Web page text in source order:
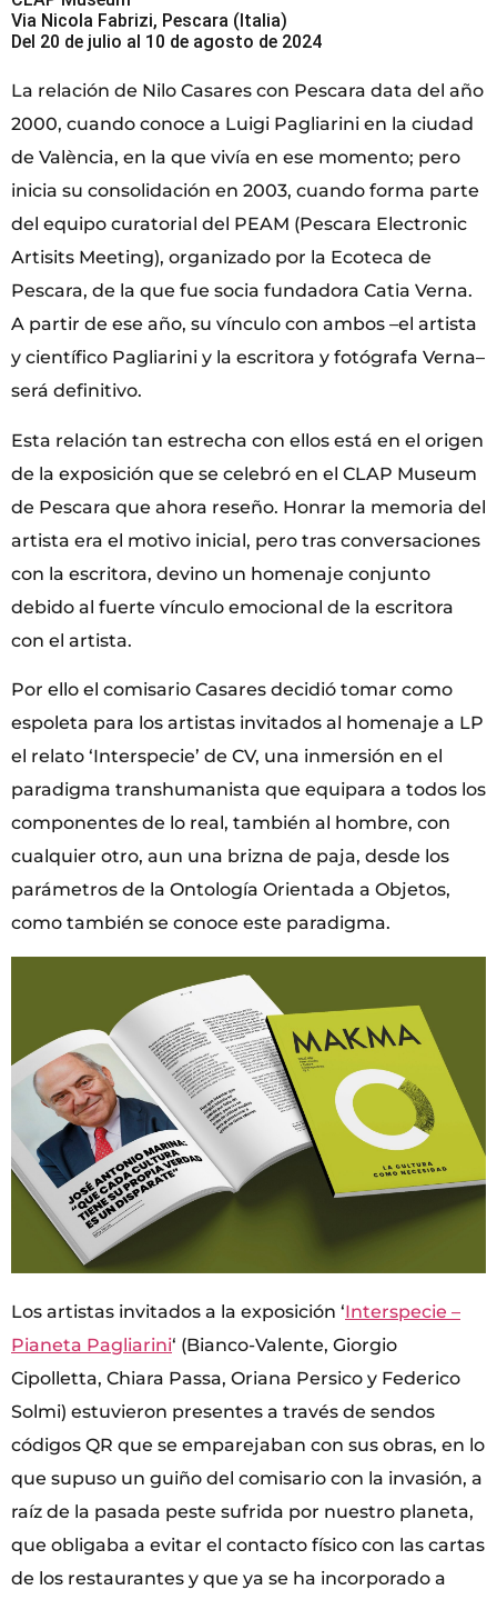
Via Nicola Fabrizi, Pescara (Italia)
Del 20 de julio al 10 de agosto de 2024
La relación de Nilo Casares con Pescara data del año
2000, cuando conoce a Luigi Pagliarini en la ciudad
de València, en la que vivía en ese momento; pero
inicia su consolidación en 2003, cuando forma parte
del equipo curatorial del PEAM (Pescara Electronic
Artisits Meeting), organizado por la Ecoteca de
Pescara, de la que fue socia fundadora Catia Verna.
A partir de ese año, su vínculo con ambos –el artista
y científico Pagliarini y la escritora y fotógrafa Verna–
será definitivo.
Esta relación tan estrecha con ellos está en el origen
de la exposición que se celebró en el CLAP Museum
de Pescara que ahora reseño. Honrar la memoria del
artista era el motivo inicial, pero tras conversaciones
con la escritora, devino un homenaje conjunto
debido al fuerte vínculo emocional de la escritora
con el artista.
Por ello el comisario Casares decidió tomar como
espoleta para los artistas invitados al homenaje a LP
el relato ‘Interspecie’ de CV, una inmersión en el
paradigma transhumanista que equipara a todos los
componentes de lo real, también al hombre, con
cualquier otro, aun una brizna de paja, desde los
parámetros de la Ontología Orientada a Objetos,
como también se conoce este paradigma.
Los artistas invitados a la exposición ‘Interspecie –
Pianeta Pagliarini‘ (Bianco-Valente, Giorgio
Cipolletta, Chiara Passa, Oriana Persico y Federico
Solmi) estuvieron presentes a través de sendos
códigos QR que se emparejaban con sus obras, en lo
que supuso un guiño del comisario con la invasión, a
raíz de la pasada peste sufrida por nuestro planeta,
que obligaba a evitar el contacto físico con las cartas
de los restaurantes y que ya se ha incorporado a